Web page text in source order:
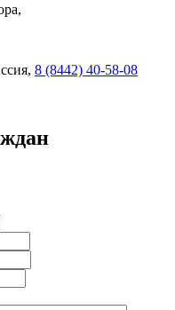
8 (8442) 40-58-08